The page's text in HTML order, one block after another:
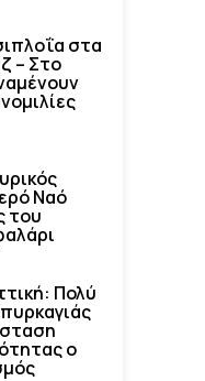
στα
– Στο
Ναό
του
Πολύ
ο